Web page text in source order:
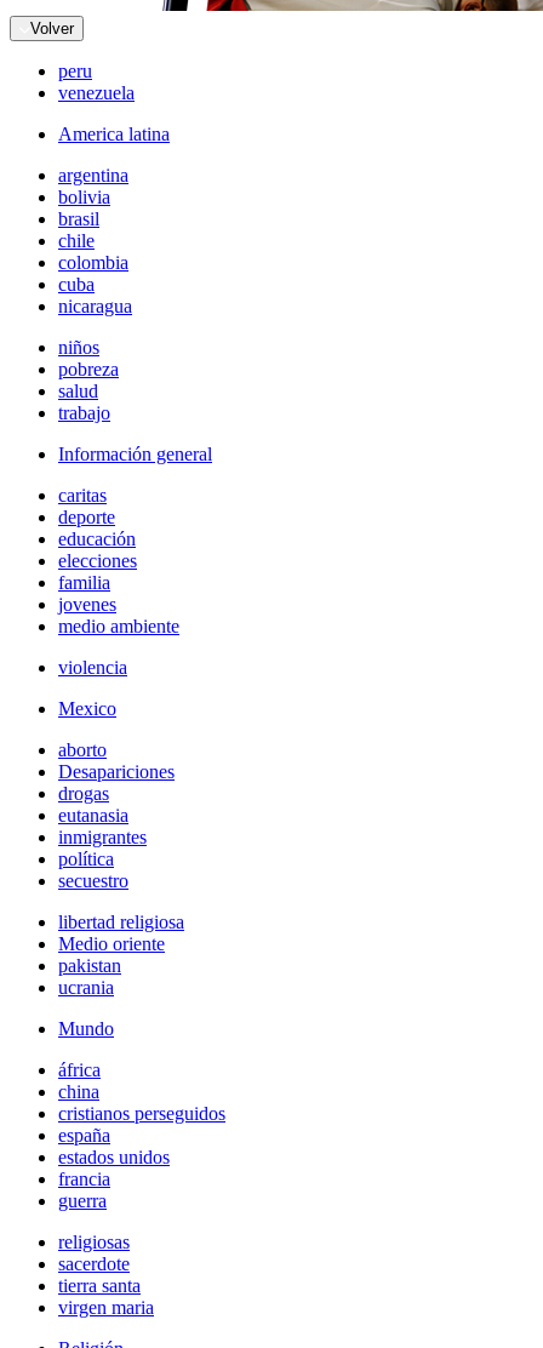
Volver
peru
venezuela
America latina
argentina
bolivia
brasil
chile
colombia
cuba
nicaragua
niños
pobreza
salud
trabajo
Información general
caritas
deporte
educación
elecciones
familia
jovenes
medio ambiente
violencia
Mexico
aborto
Desapariciones
drogas
eutanasia
inmigrantes
política
secuestro
libertad religiosa
Medio oriente
pakistan
ucrania
Mundo
áfrica
china
cristianos perseguidos
españa
estados unidos
francia
guerra
religiosas
sacerdote
tierra santa
virgen maria